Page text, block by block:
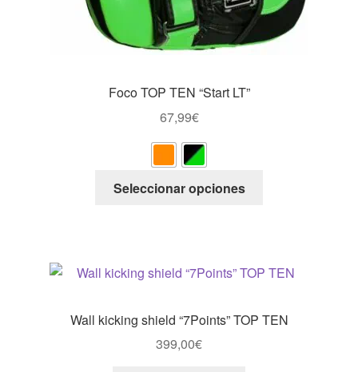
Foco TOP TEN “Start LT”
67,99€
Seleccionar opciones
Las
se
Wall kicking shield “7Points” TOP TEN
399,00€